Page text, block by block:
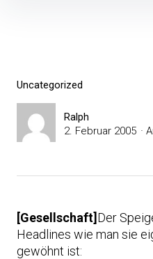
Uncategorized
Ralph
2. Februar 2005
[Gesellschaft] Der
Headlines wie man sie
gewöhnt ist: